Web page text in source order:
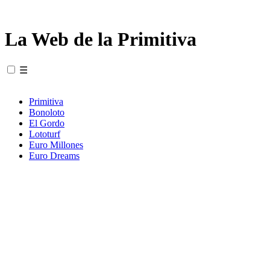
La Web de la Primitiva
☰
Primitiva
Bonoloto
El Gordo
Lototurf
Euro Millones
Euro Dreams